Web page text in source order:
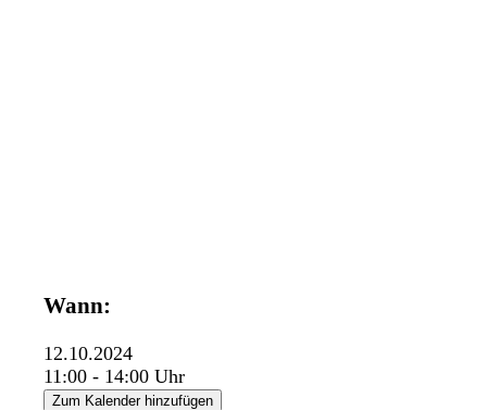
Wann:
12.10.2024
11:00 - 14:00 Uhr
Zum Kalender hinzufügen